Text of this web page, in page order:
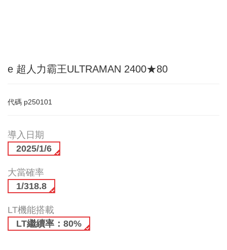
e 超人力霸王ULTRAMAN 2400★80
代碼 p250101
導入日期
2025/1/6
大當確率
1/318.8
LT機能搭載
LT繼續率：80%